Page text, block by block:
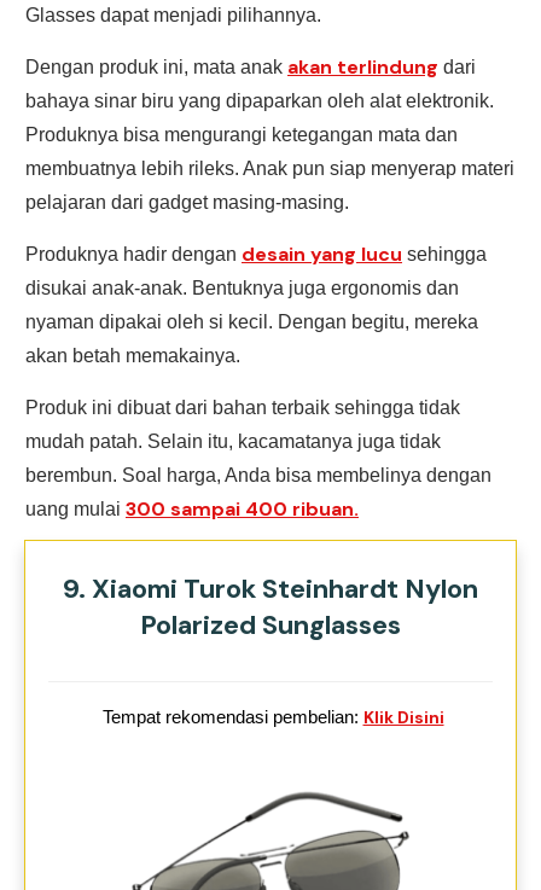
Glasses dapat menjadi pilihannya.
Dengan produk ini, mata anak akan terlindung dari
bahaya sinar biru yang dipaparkan oleh alat elektronik.
Produknya bisa mengurangi ketegangan mata dan
membuatnya lebih rileks. Anak pun siap menyerap materi
pelajaran dari gadget masing-masing.
Produknya hadir dengan desain yang lucu sehingga
disukai anak-anak. Bentuknya juga ergonomis dan
nyaman dipakai oleh si kecil. Dengan begitu, mereka
akan betah memakainya.
Produk ini dibuat dari bahan terbaik sehingga tidak
mudah patah. Selain itu, kacamatanya juga tidak
berembun. Soal harga, Anda bisa membelinya dengan
uang mulai 300 sampai 400 ribuan.
9. Xiaomi Turok Steinhardt Nylon
Polarized Sunglasses
Tempat rekomendasi pembelian: Klik Disini